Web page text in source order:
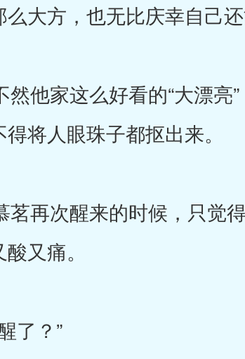
么大方，也无比庆幸自己还
他家这么好看的“大漂亮
将人眼珠子都抠出来。
再次醒来的时候，只觉
又痛。
了？”